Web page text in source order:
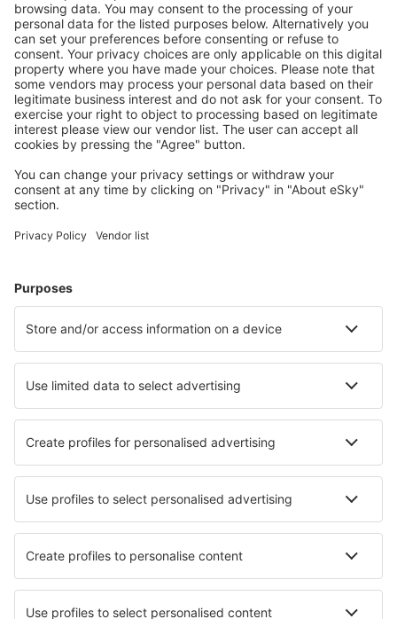
Download vores appog planlæg nemt dine
rejser
Planlæg din rejse
Billige flybilletter
Storbyferie
Fly+Hotel
Hoteller
Lufthavnstransport
Seværdigheder
Sportsbegivenheder
Lær mere
Mobilapp
Flyselskaber
Ryanair
DAT Danish Air
SAS